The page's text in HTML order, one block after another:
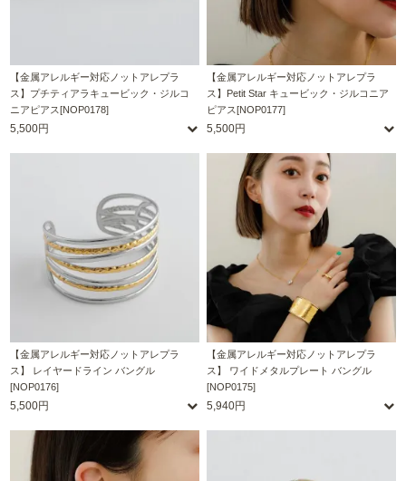
【金属アレルギー対応ノットアレプラ
ス】プチティアラキュービック・ジルコ
ニアピアス[NOP0178]
5,500円
【金属アレルギー対応ノットアレプラ
ス】Petit Star キュービック・ジルコニア
ピアス[NOP0177]
5,500円
【金属アレルギー対応ノットアレプラ
ス】 レイヤードライン バングル
[NOP0176]
5,500円
【金属アレルギー対応ノットアレプラ
ス】 ワイドメタルプレート バングル
[NOP0175]
5,940円